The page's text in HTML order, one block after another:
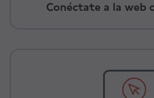
Conéctate a la web